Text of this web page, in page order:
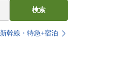
検索
新幹線・特急+宿泊